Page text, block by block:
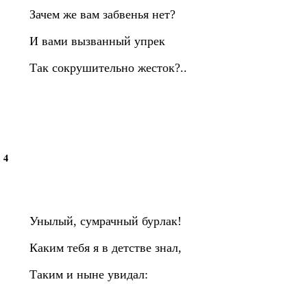
Зачем же вам забвенья нет?
И вами вызванный упрек
Так сокрушительно жесток?..
4
Унылый, сумрачный бурлак!
Каким тебя я в детстве знал,
Таким и ныне увидал: